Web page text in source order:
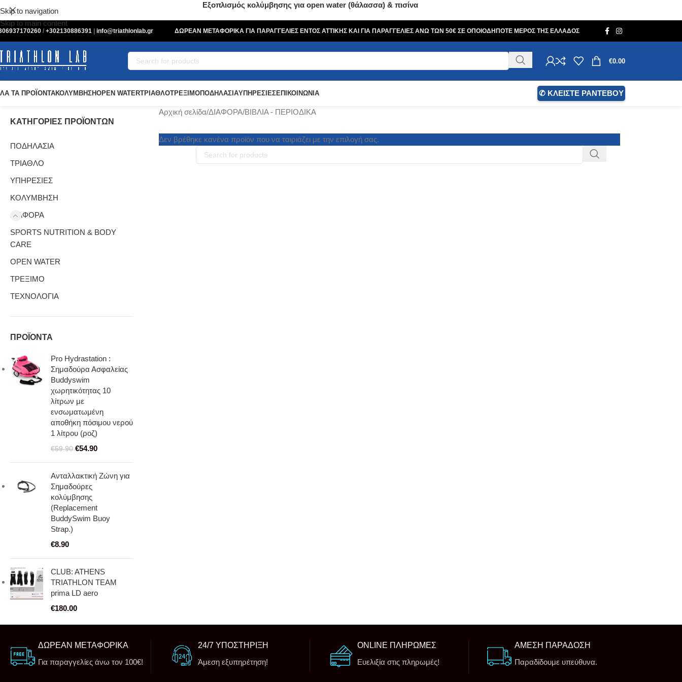
Skip to navigation
Skip to main content
Εξοπλισμός κολύμβησης για open water (θάλασσα) & πισίνα
/ +302130886391 info@triathlonlab.gr ΔΩΡΕΑΝ ΜΕΤΑΦΟΡΙΚΑ ΓΙΑ ΠΑΡΑΓΓΕΛΙΕΣ ΕΝΤΟΣ ΑΤΤΙΚΗΣ ΚΑΙ ΓΙΑ ΠΑΡΑΓΓΕΛΙΕΣ ΑΝΩ ΤΩΝ 50€ ΣΕ ΟΠΟΙΟΔΗΠΟΤΕ ΜΕΡΟΣ ΤΗΣ ΕΛΛΑΔΟΣ
€0.00
ΤΑ ΠΡΟΪΟΝΤΑΚΟΛΥΜΒΗΣΗOPEN WATERΤΡΙΑΘΛΟΤΡΕΞΙΜΟΠΟΔΗΛΑΣΙΑΥΠΗΡΕΣΙΕΣΕΠΙΚΟΙΝΩΝΙΑ ✆ ΚΛΕΙΣΤΕ ΡΑΝΤΕΒΟΥ
ΚΑΤΗΓΟΡΙΕΣ ΠΡΟΪΟΝΤΩΝ
ΠΟΔΗΛΑΣΙΑ
ΤΡΙΑΘΛΟ
ΥΠΗΡΕΣΙΕΣ
ΚΟΛΥΜΒΗΣΗ
ΔΙΑΦΟΡΑ
SPORTS NUTRITION & BODY
CARE
OPEN WATER
ΤΡΕΞΙΜΟ
ΤΕΧΝΟΛΟΓΙΑ
ΠΡΟΪΟΝΤΑ
Pro Hydrastation :
Σημαδούρα Ασφαλείας
Buddyswim
χωρητικότητας 10
λίτρων με
ενσωματωμένη
αποθήκη πόσιμου νερού
1 λίτρου (ροζ)
€59.90 €54.90
Ανταλλακτική Ζώνη για
Σημαδούρες
κολύμβησης
(Replacement
BuddySwim Buoy
Strap.)
€8.90
CLUB: ATHENS
TRIATHLON TEAM
prima LD aero
€180.00
Αρχική σελίδα ΔΙΑΦΟΡΑ ΒΙΒΛΙΑ - ΠΕΡΙΟΔΙΚΑ
Δεν βρέθηκε κανένα προϊόν που να ταιριάζει με την επιλογή σας.
ΔΩΡΕΑΝ ΜΕΤΑΦΟΡΙΚΑ
Για παραγγελίες άνω τον 100€!
24/7 ΥΠΟΣΤΗΡΙΞΗ
Άμεση εξυπηρέτηση!
ONLINE ΠΛΗΡΩΜΕΣ
Ευελιξία στις πληρωμές!
ΑΜΕΣΗ ΠΑΡΑΔΟΣΗ
Παραδίδουμε υπεύθυνα.